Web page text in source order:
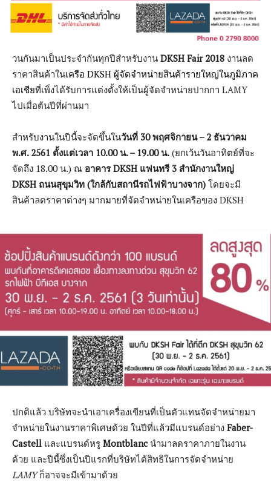
วนกันมาเป็นประจำกันทุกปีสำหรับงาน DKSH Fair 2018 งานลด
ราคาสินค้าในเครือ DKSH ผู้จัดจำหน่ายสินค้ารายใหญ่ในภูมิภาค
เอเชียที่เพิ่งได้รับการแต่งตั้งให้เป็นผู้จัดจำหน่ายปากกา LAMY
ไปเมื่อต้นปีที่ผ่านมา
สำหรับงานในปีนี้จะจัดขึ้นในวันที่ 30 พฤศจิกายน – 2 ธันวาคม
พ.ศ. 2561 ตั้งแต่เวลา 10.00 น. – 19.00 น. (ยกเว้นวันอาทิตย์ที่จะ
จัดถึง 18.00 น.) ณ อาคาร DKSH แฟนทรี 3 สำนักงานใหญ่
DKSH ถนนสุขุมวิท (ใกล้กับสถานีรถไฟฟ้าบางจาก) โดยจะมี
สินค้าลดราคาต่างๆ มากมายที่จัดจำหน่ายในเครือของ DKSH
ปกติแล้ว บริษัทจะนำเอาเครื่องเขียนที่เป็นตัวแทนจัดจำหน่ายมา
จำหน่ายในงานราคาพิเศษด้วย ในปีที่แล้วมีแบรนด์อย่าง Faber-
Castell และแบรนด์หรู Montblanc นำมาลดราคาภายในงาน
ด้วย และปีนี้ซึ่งเป็นปีแรกที่บริษัทได้สิทธิในการจัดจำหน่าย
LAMYก็อาจจะมีเข้ามาด้วย